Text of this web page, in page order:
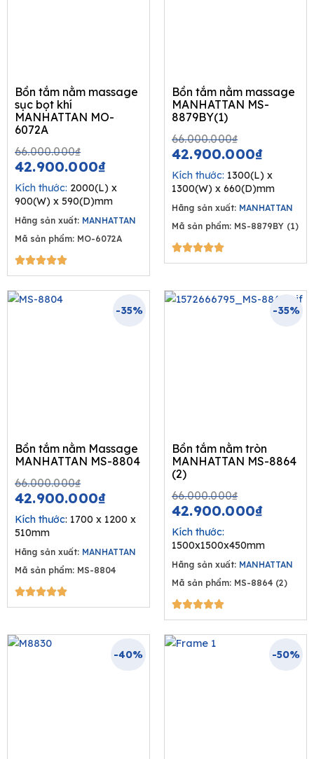
Bồn tắm nằm massage
sục bọt khí
MANHATTAN MO-
6072A
66.000.000₫Original
price
was:
66.000.000₫.
42.900.000₫price
is:
42.900.000₫.
Kích thước: 2000(L) x
900(W) x 590(D)mm
Hãng sản xuất: MANHATTAN
Mã sản phẩm: MO-6072A
5/5
Bồn tắm nằm massage
MANHATTAN MS-
8879BY(1)
66.000.000₫Original
price
was:
42.900.000₫price
is:
Kích thước: 1300(L) x
1300(W) x 660(D)mm
Hãng sản xuất: MANHATTAN
Mã sản phẩm: MS-8879BY (1)
5/5
-35%
Bồn tắm nằm Massage
MANHATTAN MS-8804
66.000.000₫Original
price
was:
66.000.000₫.
42.900.000₫price
is:
42.900.000₫.
Kích thước: 1700 x 1200 x
510mm
Hãng sản xuất: MANHATTAN
Mã sản phẩm: MS-8804
5/5
-35%
Bồn tắm nằm tròn
MANHATTAN MS-8864
(2)
66.000.000₫Original
price
42.900.000₫price
Kích thước:
1500x1500x450mm
Hãng sản xuất: MANHATTAN
Mã sản phẩm: MS-8864 (2)
5/5
-40% -50%